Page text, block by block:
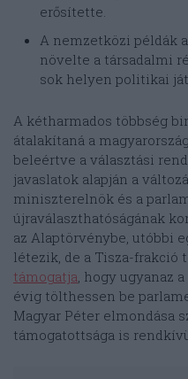
erősítette.
A nemzetközi példák
növelte a társadalmi
sok helyen politikai
A kétharmados többség
átalakítaná a
beleértve a választási
javaslatok alapján a
miniszterelnök és a
újraválaszthatóságának
az Alaptörvénybe, utóbbi
létezik, de a Tisza-frakció
támogatja, hogy ugyanaz
évig tölthessen be
Magyar Péter elmondása
támogatottsága is